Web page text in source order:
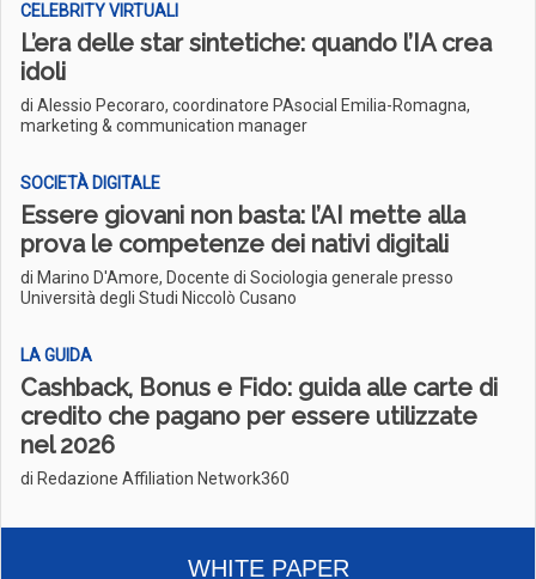
CELEBRITY VIRTUALI
L’era delle star sintetiche: quando l’IA crea
idoli
di Alessio Pecoraro, coordinatore PAsocial Emilia-Romagna,
marketing & communication manager
SOCIETÀ DIGITALE
Essere giovani non basta: l’AI mette alla
prova le competenze dei nativi digitali
di Marino D'Amore, Docente di Sociologia generale presso
Università degli Studi Niccolò Cusano
LA GUIDA
Cashback, Bonus e Fido: guida alle carte di
credito che pagano per essere utilizzate
nel 2026
di Redazione Affiliation Network360
WHITE PAPER